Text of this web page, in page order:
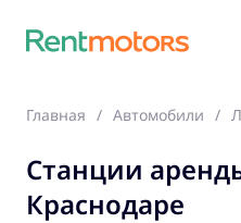
Главная Автомобили
Станции
Краснодаре